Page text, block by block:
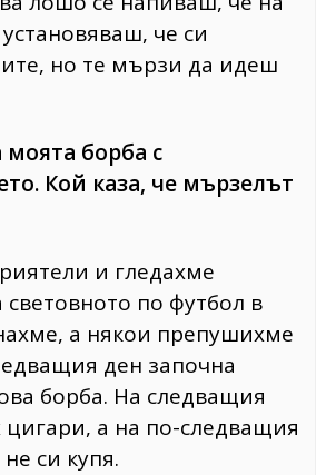
че си
но те мързи да идеш
моята борба с
Кой каза, че мързелът
и гледахме
по футбол в
а някои препушихме
ден започна
борба. На следващия
цигари, а на по-следващия
си купя.